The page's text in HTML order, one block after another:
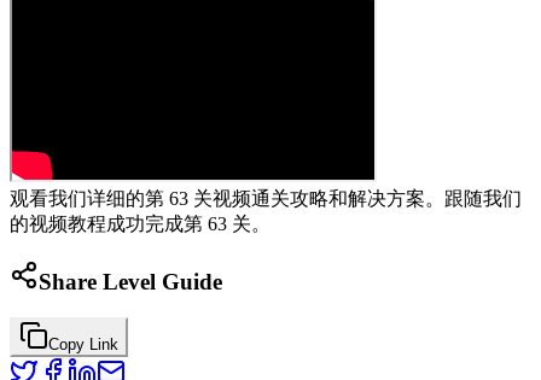
观看我们详细的第 63 关视频通关攻略和解决方案。跟随我们
的视频教程成功完成第 63 关。
Share Level Guide
Copy Link